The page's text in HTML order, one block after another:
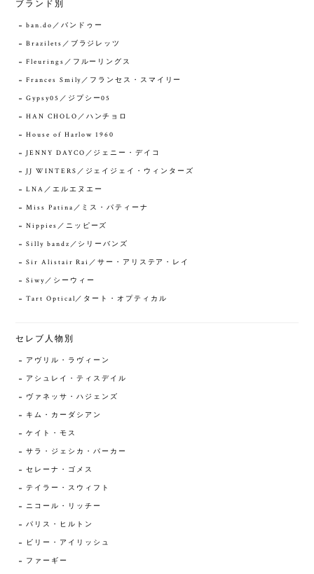
ブランド別
ban.do／バンドゥー
Brazilets／ブラジレッツ
Fleurings／フルーリングス
Frances Smily／フランセス・スマイリー
Gypsy05／ジプシー05
HAN CHOLO／ハンチョロ
House of Harlow 1960
JENNY DAYCO／ジェニー・デイコ
JJ WINTERS／ジェイジェイ・ウィンターズ
LNA／エルエヌエー
Miss Patina／ミス・パティーナ
Nippies／ニッピーズ
Silly bandz／シリーバンズ
Sir Alistair Rai／サー・アリステア・レイ
Siwy／シーウィー
Tart Optical／タート・オプティカル
セレブ人物別
アヴリル・ラヴィーン
アシュレイ・ティスデイル
ヴァネッサ・ハジェンズ
キム・カーダシアン
ケイト・モス
サラ・ジェシカ・パーカー
セレーナ・ゴメス
テイラー・スウィフト
ニコール・リッチー
パリス・ヒルトン
ビリー・アイリッシュ
ファーギー